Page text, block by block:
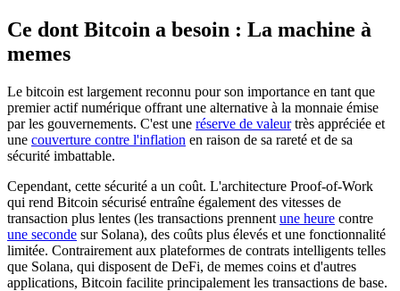
Ce dont Bitcoin a besoin : La machine à
memes
Le bitcoin est largement reconnu pour son importance en tant que
premier actif numérique offrant une alternative à la monnaie émise
par les gouvernements. C'est une réserve de valeurtrès appréciée et
une couverture contre l'inflation en raison de sa rareté et de sa
sécurité imbattable.
Cependant, cette sécurité a un coût. L'architecture Proof-of-Work
qui rend Bitcoin sécurisé entraîne également des vitesses de
transaction plus lentes (les transactions prennent une heure contre
une seconde sur Solana), des coûts plus élevés et une fonctionnalité
limitée. Contrairement aux plateformes de contrats intelligents telles
que Solana, qui disposent de DeFi, de memes coins et d'autres
applications, Bitcoin facilite principalement les transactions de base.